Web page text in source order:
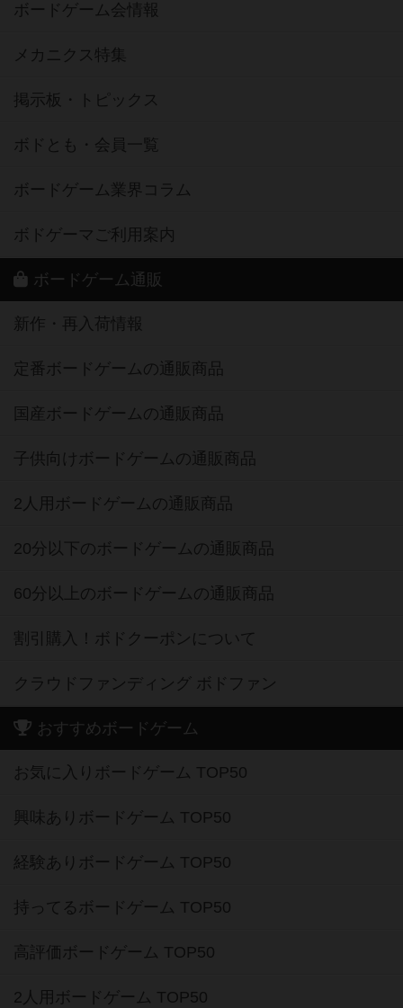
ボードゲーム会情報
メカニクス特集
掲示板・トピックス
ボドとも・会員一覧
ボードゲーム業界コラム
ボドゲーマご利用案内
ボードゲーム通販
新作・再入荷情報
定番ボードゲームの通販商品
国産ボードゲームの通販商品
子供向けボードゲームの通販商品
2人用ボードゲームの通販商品
20分以下のボードゲームの通販商品
60分以上のボードゲームの通販商品
割引購入！ボドクーポンについて
クラウドファンディング ボドファン
おすすめボードゲーム
お気に入りボードゲーム TOP50
興味ありボードゲーム TOP50
経験ありボードゲーム TOP50
持ってるボードゲーム TOP50
高評価ボードゲーム TOP50
2人用ボードゲーム TOP50